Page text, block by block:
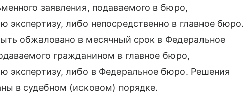
заявления, подаваемого в бюро,
либо непосредственно в главное бюро.
обжаловано в месячный срок в Федеральное
гражданином в главное бюро,
экспертизу, либо в Федеральное бюро. Решения
в судебном (исковом) порядке.